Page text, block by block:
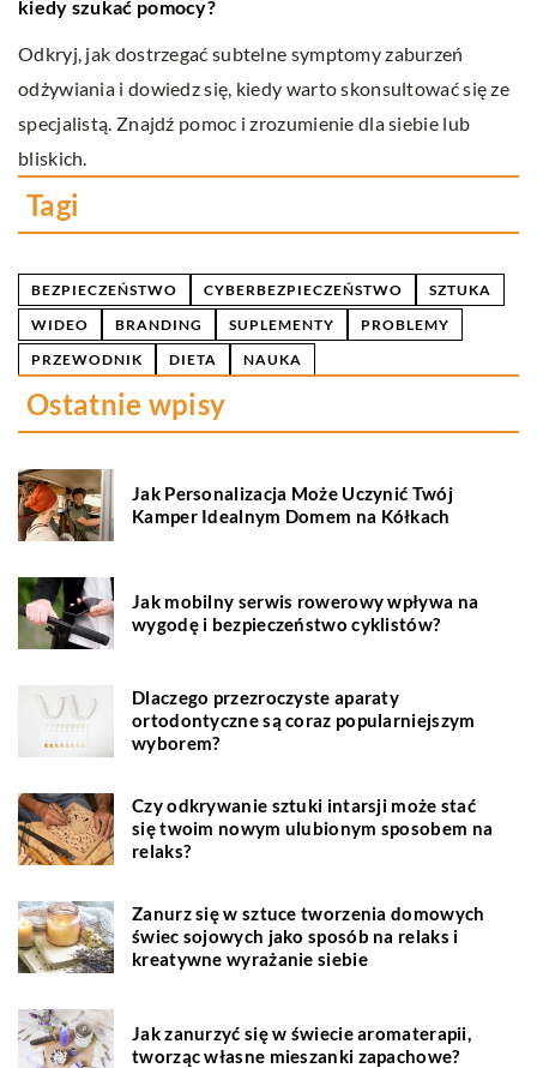
kiedy szukać pomocy?
Odkryj, jak dostrzegać subtelne symptomy zaburzeń
odżywiania i dowiedz się, kiedy warto skonsultować się ze
specjalistą. Znajdź pomoc i zrozumienie dla siebie lub
bliskich.
Tagi
BEZPIECZEŃSTWO CYBERBEZPIECZEŃSTWO
SZTUKA
WIDEO
BRANDING SUPLEMENTY
PROBLEMY
PRZEWODNIK
DIETA NAUKA
Ostatnie wpisy
Jak Personalizacja Może Uczynić Twój
Kamper Idealnym Domem na Kółkach
Jak mobilny serwis rowerowy wpływa na
wygodę i bezpieczeństwo cyklistów?
Dlaczego przezroczyste aparaty
ortodontyczne są coraz popularniejszym
wyborem?
Czy odkrywanie sztuki intarsji może stać
się twoim nowym ulubionym sposobem na
relaks?
Zanurz się w sztuce tworzenia domowych
świec sojowych jako sposób na relaks i
kreatywne wyrażanie siebie
Jak zanurzyć się w świecie aromaterapii,
tworząc własne mieszanki zapachowe?